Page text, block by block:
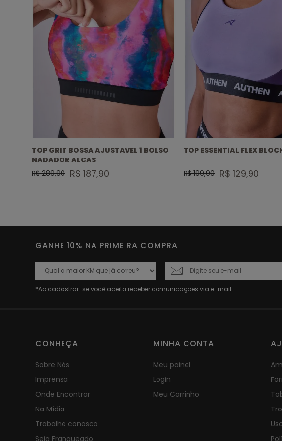
TOP GRIT BOSSA AJUSTAVEL 1 BOLSO
NADADOR ALCAS
R$ 289,90 R$ 187,90
TOP ESSENTIAL FLEX
R$ 199,90 R$ 129,90
GANHE 10% NA PRIMEIRA COMPRA
CONHEÇA
Sobre Nós
Imprensa
Onde Encontrar
Na Mídia
Trabalhe conosco
Seja Franqueado
MINHA CONTA
Meu painel
Login
Meu Carrinho